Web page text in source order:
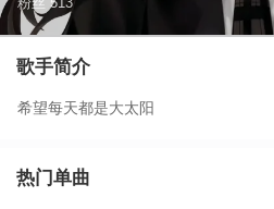
歌手简介
希望每天都是大太阳
热门单曲